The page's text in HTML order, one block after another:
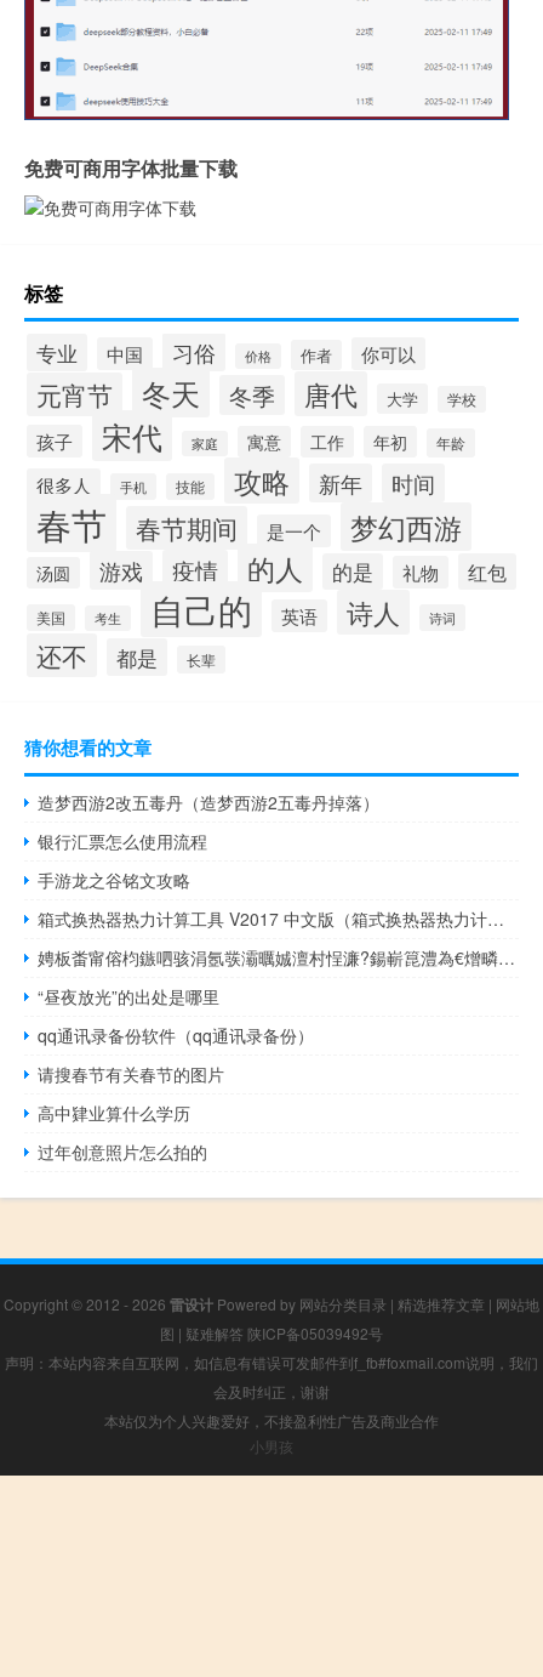
免费可商用字体批量下载
标签
专业 中国 习俗 价格 作者 你可以
元宵节 冬天 冬季 唐代 大学 学校
孩子 宋代 家庭 寓意 工作 年初 年龄
很多人 手机 技能 攻略 新年 时间
春节 春节期间 是一个 梦幻西游
汤圆 游戏 疫情 的人 的是 礼物 红包
美国 考生 自己的 英语 诗人 诗词
还不 都是 长辈
猜你想看的文章
造梦西游2改五毒丹（造梦西游2五毒丹掉落）
银行汇票怎么使用流程
手游龙之谷铭文攻略
箱式换热器热力计算工具 V2017 中文版（箱式换热器热力计算工具 V2017 中文版功能简介）
娉板畨甯傛枃鏃呬骇涓氬彂灞曞娍澶村悜濂?鍚嶄箟澧為€熷疄鐜颁袱浣嶆暟澧為暱 到底什么情况嘞
“昼夜放光”的出处是哪里
qq通讯录备份软件（qq通讯录备份）
请搜春节有关春节的图片
高中肄业算什么学历
过年创意照片怎么拍的
Copyright © 2012 - 2026 雷设计 Powered by 网站分类目录 | 精选推荐文章 | 网站地
图 | 疑难解答 陕ICP备05039492号
声明：本站内容来自互联网，如信息有错误可发邮件到f_fb#foxmail.com说明，我们
会及时纠正，谢谢
本站仅为个人兴趣爱好，不接盈利性广告及商业合作
小男孩